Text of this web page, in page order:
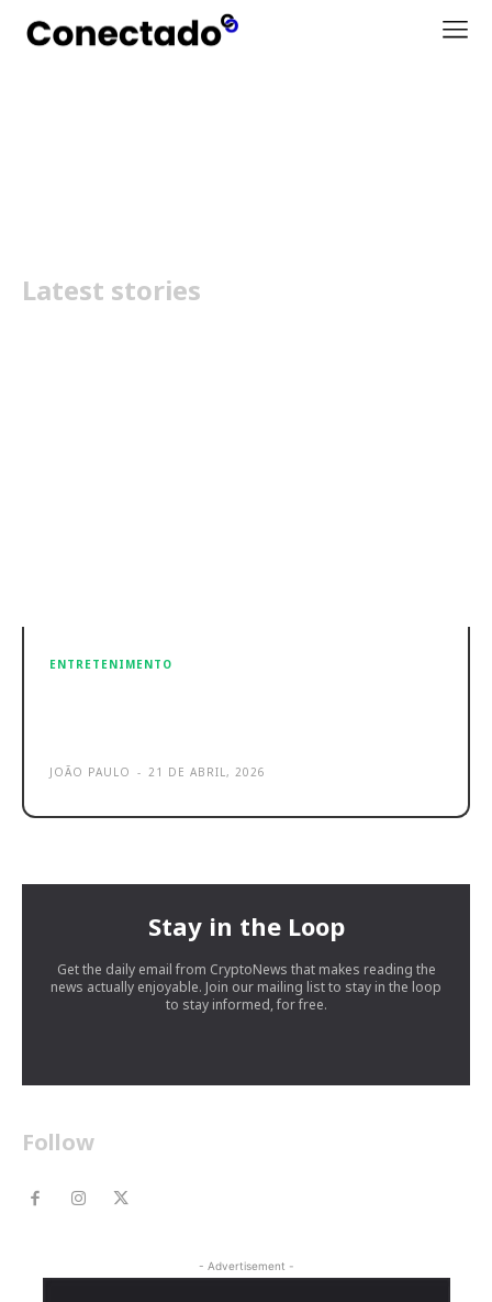
Latest stories
ENTRETENIMENTO
JOÃO PAULO - 21 DE ABRIL, 2026
Stay in the Loop
Get the daily email from CryptoNews that makes reading the
news actually enjoyable. Join our mailing list to stay in the loop
to stay informed, for free.
Follow
- Advertisement -